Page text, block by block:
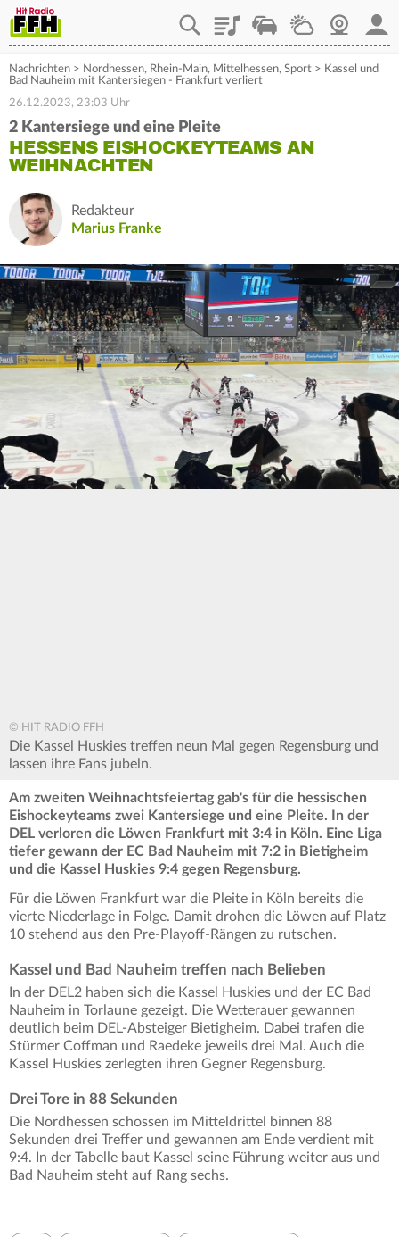
PlaylistStaupilotWetterWebcam
Nachrichten > Nordhessen, Rhein-Main, Mittelhessen, Sport > Kassel und
Bad Nauheim mit Kantersiegen - Frankfurt verliert
26.12.2023, 23:03 Uhr
2 Kantersiege und eine Pleite
HESSENS EISHOCKEYTEAMS AN
WEIHNACHTEN
Redakteur
Marius Franke
© HIT RADIO FFH
Die Kassel Huskies treffen neun Mal gegen Regensburg und
lassen ihre Fans jubeln.
Am zweiten Weihnachtsfeiertag gab's für die hessischen
Eishockeyteams zwei Kantersiege und eine Pleite. In der
DEL verloren die Löwen Frankfurt mit 3:4 in Köln. Eine Liga
tiefer gewann der EC Bad Nauheim mit 7:2 in Bietigheim
und die Kassel Huskies 9:4 gegen Regensburg.
Für die Löwen Frankfurt war die Pleite in Köln bereits die
vierte Niederlage in Folge. Damit drohen die Löwen auf Platz
10 stehend aus den Pre-Playoff-Rängen zu rutschen.
Kassel und Bad Nauheim treffen nach Belieben
In der DEL2 haben sich die Kassel Huskies und der EC Bad
Nauheim in Torlaune gezeigt. Die Wetterauer gewannen
deutlich beim DEL-Absteiger Bietigheim. Dabei trafen die
Stürmer Coffman und Raedeke jeweils drei Mal. Auch die
Kassel Huskies zerlegten ihren Gegner Regensburg.
Drei Tore in 88 Sekunden
Die Nordhessen schossen im Mitteldrittel binnen 88
Sekunden drei Treffer und gewannen am Ende verdient mit
9:4. In der Tabelle baut Kassel seine Führung weiter aus und
Bad Nauheim steht auf Rang sechs.